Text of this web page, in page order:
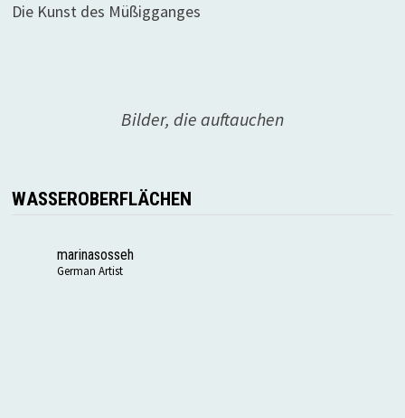
Die Kunst des Müßigganges
Bilder, die auftauchen
WASSEROBERFLÄCHEN
marinasosseh
German Artist